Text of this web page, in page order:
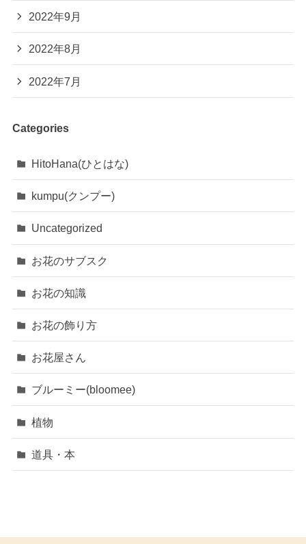
2022年9月
2022年8月
2022年7月
Categories
HitoHana(ひとはな)
kumpu(クンプー)
Uncategorized
お花のサブスク
お花の知識
お花の飾り方
お花屋さん
ブルーミー(bloomee)
植物
道具・本